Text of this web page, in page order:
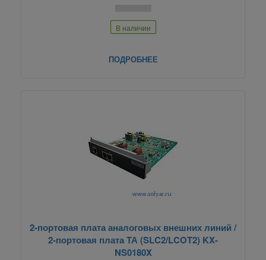
В наличии
ПОДРОБНЕЕ
2-портовая плата аналоговых внешних линий /
2-портовая плата ТА (SLC2/LCOT2) KX-
NS0180X